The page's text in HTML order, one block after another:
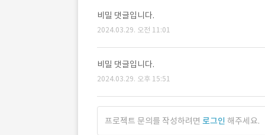
비밀 댓글입니다.
2024.03.29. 오전 11:01
비밀 댓글입니다.
2024.03.29. 오후 15:51
프로젝트 문의를 작성하려면 로그인 해주세요.